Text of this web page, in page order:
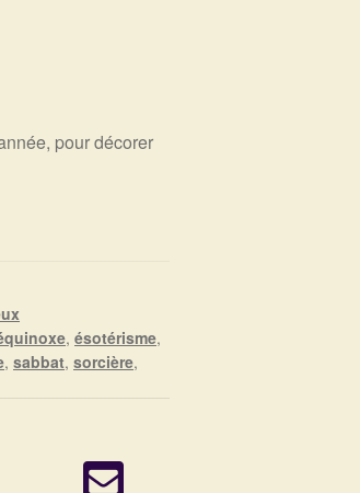
pour décorer
,ésotérisme,
,sabbat,sorcière,